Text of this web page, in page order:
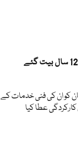
کو ان کی فنی خدمات کے